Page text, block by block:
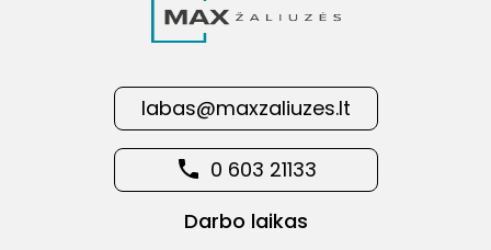
labas@maxzaliuzes.lt
0 603 21133
Darbo laikas